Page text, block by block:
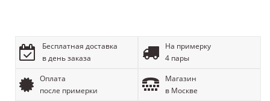
Бесплатная доставка
в день заказа
На примерку
4 пары
Оплата
после примерки
Магазин
в Москве